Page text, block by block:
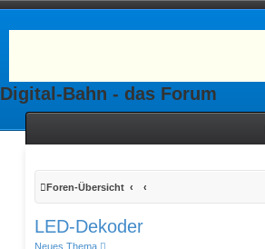
Digital-Bahn - das Forum
Foren-Übersicht
LED-Dekoder
Neues Thema